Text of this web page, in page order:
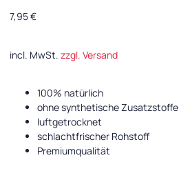
7,95€
incl. MwSt. zzgl. Versand
100% natürlich
ohne synthetische Zusatzstoffe
luftgetrocknet
schlachtfrischer Rohstoff
Premiumqualität